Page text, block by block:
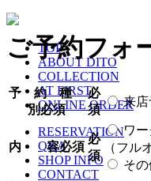
TOP
ABOUT DITO
COLLECTION
AT FIRST
ONLINE ORDER
RESERVATION
Q&A
SHOP INFO
CONTACT
ご予約フォ
予 約 種
別必須
必
須
来店
内 容必須
必
須
ワ
（フル
そ